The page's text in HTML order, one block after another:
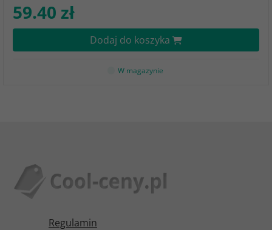
59.40 zł
Dodaj do koszyka
W magazynie
Regulamin